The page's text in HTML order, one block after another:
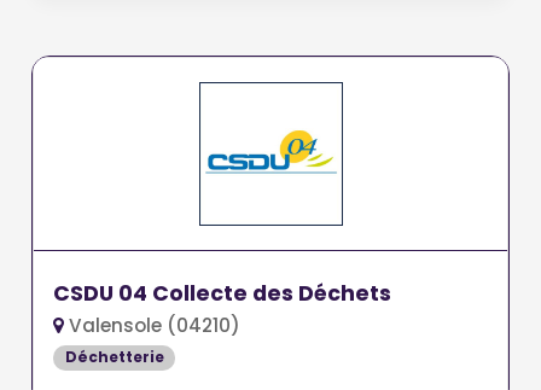
CSDU 04 Collecte des Déchets
Valensole (04210)
Déchetterie